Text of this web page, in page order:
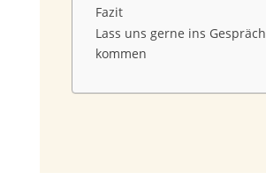
Fazit
Lass uns gerne ins Gespräch
kommen